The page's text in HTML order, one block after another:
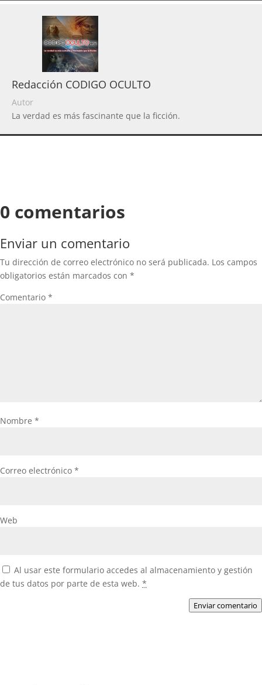
Redacción CODIGO OCULTO
Autor
La verdad es más fascinante que la ficción.
0 comentarios
Enviar un comentario
Tu dirección de correo electrónico no será publicada. Los campos
obligatorios están marcados con *
Comentario *
Nombre *
Correo electrónico *
Web
Al usar este formulario accedes al almacenamiento y gestión
de tus datos por parte de esta web. *
Enviar comentario